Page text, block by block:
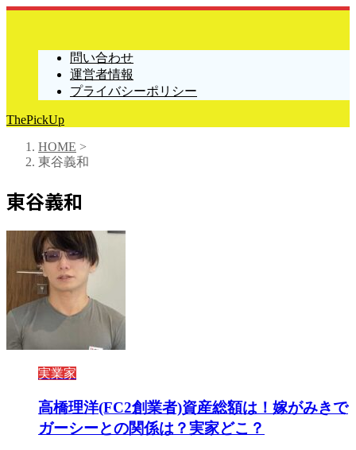
問い合わせ
運営者情報
プライバシーポリシー
ThePickUp
HOME >
東谷義和
東谷義和
実業家
高橋理洋(FC2創業者)資産総額は！嫁がみきで
ガーシーとの関係は？実家どこ？